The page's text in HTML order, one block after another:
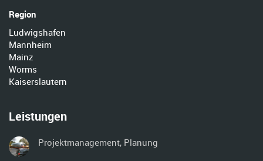
Region
Ludwigshafen
Mannheim
Mainz
Worms
Kaiserslautern
Leistungen
Projektmanagement, Planung